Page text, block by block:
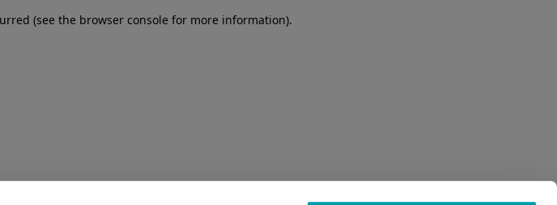
(see the browser console for more information).